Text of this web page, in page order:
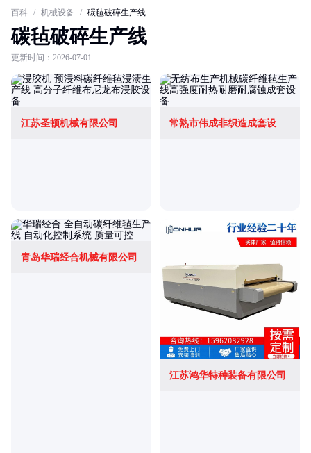
百科 / 机械设备 / 碳毡破碎生产线
碳毡破碎生产线
更新时间：2026-07-01
江苏圣顿机械有限公司 常熟市伟成非织造成套设备有限公司
青岛华瑞经合机械有限公司
江苏鸿华特种装备有限公司